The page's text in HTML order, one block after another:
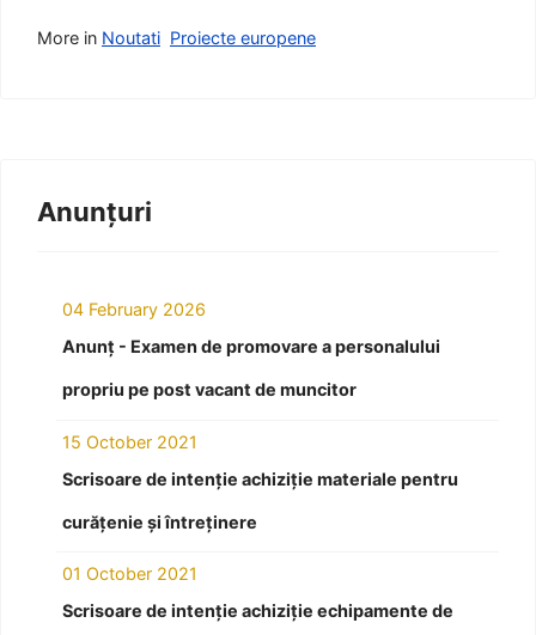
More in Noutati Proiecte europene
Anunțuri
04 February 2026
Anunț - Examen de promovare a personalului
propriu pe post vacant de muncitor
15 October 2021
Scrisoare de intenție achiziție materiale pentru
curățenie și întreținere
01 October 2021
Scrisoare de intenție achiziție echipamente de